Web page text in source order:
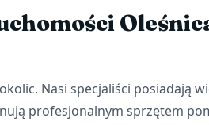
Nasi specjaliści posiadają
profesjonalnym sprzętem